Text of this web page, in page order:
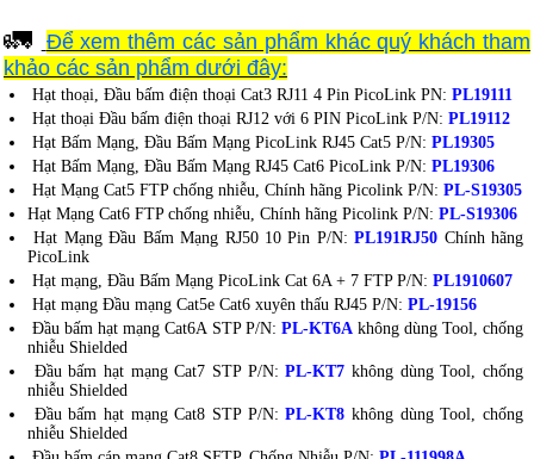
🚛 Để xem thêm các sản phẩm khác quý khách tham
khảo các sản phẩm dưới đây:
Hạt thoại, Đầu bấm điện thoại Cat3 RJ11 4 Pin PicoLink PN: PL19111
Hạt thoại Đầu bấm điện thoại RJ12 với 6 PIN PicoLink P/N: PL19112
Hạt Bấm Mạng, Đầu Bấm Mạng PicoLink RJ45 Cat5 P/N: PL19305
Hạt Bấm Mạng, Đầu Bấm Mạng RJ45 Cat6 PicoLink P/N: PL19306
Hạt Mạng Cat5 FTP chống nhiễu, Chính hãng Picolink P/N: PL-S19305
Hạt Mạng Cat6 FTP chống nhiễu, Chính hãng Picolink P/N: PL-S19306
Hạt Mạng Đầu Bấm Mạng RJ50 10 Pin P/N:PL191RJ50 Chính hãng
PicoLink
Hạt mạng, Đầu Bấm Mạng PicoLink Cat 6A + 7 FTP P/N: PL1910607
Hạt mạng Đầu mạng Cat5e Cat6 xuyên thấu RJ45 P/N: PL-19156
Đầu bấm hạt mạng Cat6A STP P/N: PL-KT6A không dùng Tool, chống
nhiễu Shielded
Đầu bấm hạt mạng Cat7 STP P/N: PL-KT7 không dùng Tool, chống
nhiễu Shielded
Đầu bấm hạt mạng Cat8 STP P/N:PL-KT8 không dùng Tool, chống
nhiễu Shielded